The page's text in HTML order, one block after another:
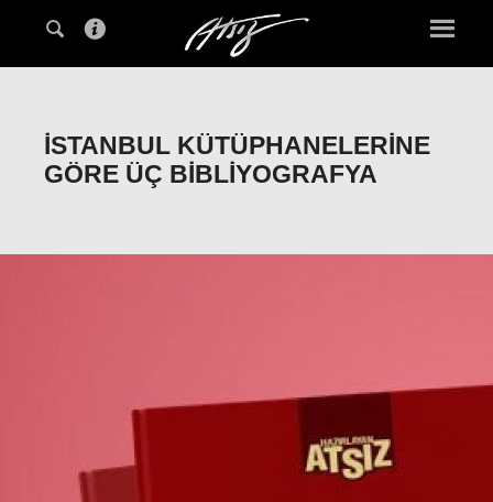
İSTANBUL KÜTÜPHANELERINE
GÖRE ÜÇ BIBLIYOGRAFYA